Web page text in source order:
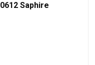
0612 Saphire